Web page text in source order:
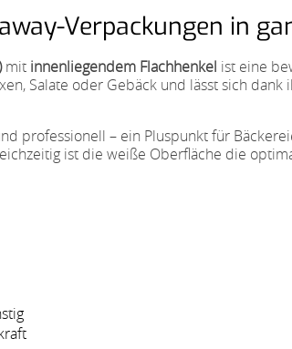
Verpackungen in
mit innenliegendem Flachhenkel ist eine
Salate oder Gebäck und lässt sich dank
professionell – ein Pluspunkt für
ist die weiße Oberfläche die